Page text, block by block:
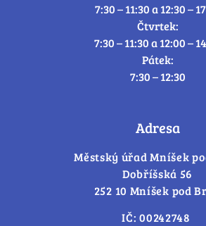
7:30 – 11:30 a 12:30 –
Čtvrtek:
7:30 – 11:30 a 12:00 –
Pátek:
7:30 – 12:30
Adresa
Městský úřad Mníšek
Dobříšská 56
252 10 Mníšek pod
IČ: 00242748